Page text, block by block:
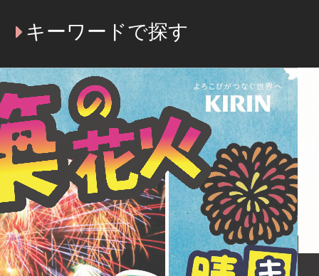
キーワードで探す